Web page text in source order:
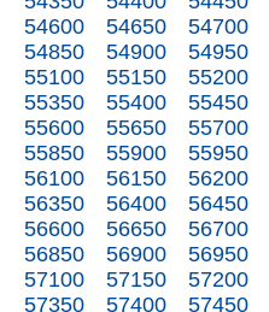
54600
54650 54700
54850
54900 54950
55100
55150 55200
55350
55400 55450
55600
55650 55700
55850
55900 55950
56100
56150 56200
56350
56400 56450
56600
56650 56700
56850
56900 56950
57100
57150 57200
57350
57400 57450